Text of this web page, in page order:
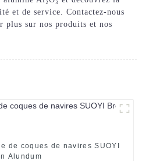
et de service. Contactez-nous
plus sur nos produits et nos
de coques de navires SUOYI
Alundum